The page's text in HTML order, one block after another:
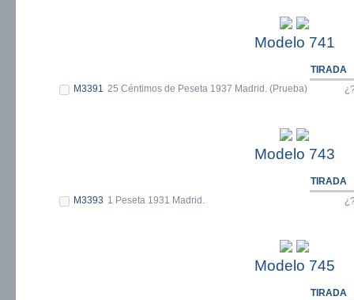
Modelo 741
TIRADA
M3391 25 Céntimos de Peseta 1937 Madrid. (Prueba)
Modelo 743
TIRADA
M3393 1 Peseta 1931 Madrid.
Modelo 745
TIRADA